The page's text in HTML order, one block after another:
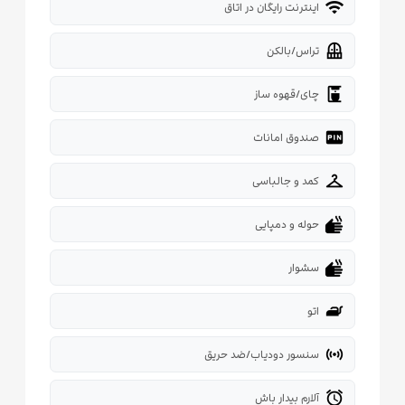
wifi اینترنت رایگان در اتاق
balcony تراس/بالکن
coffee_maker چای/قهوه ساز
fiber_pin صندوق امانات
checkroom کمد و جالباسی
dry حوله و دمپایی
dry سشوار
iron اتو
sensors سنسور دودیاب/ضد حریق
alarm آلارم بیدار باش